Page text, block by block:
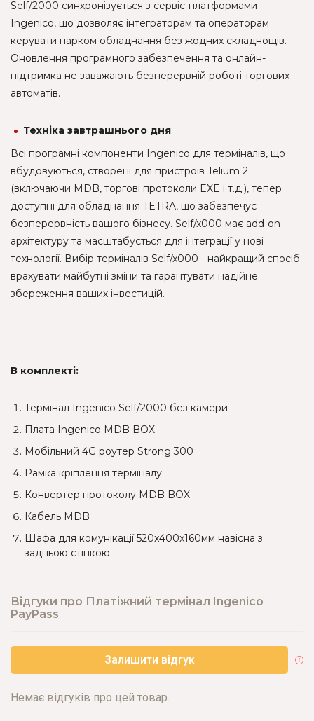
Self/2000 синхронізується з сервіс-платформами
Ingenico, що дозволяє інтеграторам та операторам
керувати парком обладнання без жодних складнощів.
Оновлення програмного забезпечення та онлайн-
підтримка не заважають безперервній роботі торгових
автоматів.
Техніка завтрашнього дня
Всі програмні компоненти Ingenico для терміналів, що
вбудовуються, створені для пристроїв Telium 2
(включаючи MDB, торгові протоколи EXE і т.д.), тепер
доступні для обладнання TETRA, що забезпечує
безперервність вашого бізнесу. Self/x000 має add-on
архітектуру та масштабується для інтеграції у нові
технології. Вибір терміналів Self/x000 - найкращий спосіб
врахувати майбутні зміни та гарантувати надійне
збереження ваших інвестицій.
В комплекті:
Термінал Ingenico Self/2000 без камери
Плата Ingenico MDB BOX
Мобільний 4G роутер Strong 300
Рамка кріплення терміналу
Конвертер протоколу MDB BOX
Кабель MDB
Шафа для комунікації 520x400x160мм навісна з
задньою стінкою
Відгуки про Платіжний термінал Ingenico
PayPass
Залишити відгук
Немає відгуків про цей товар.